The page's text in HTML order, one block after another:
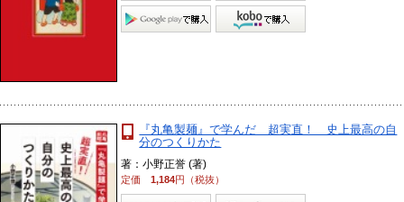
『丸亀製麺』で学んだ 超実直！ 史上最高の自
分のつくりかた
著：小野正誉 (著)
定価1,184円（税抜）